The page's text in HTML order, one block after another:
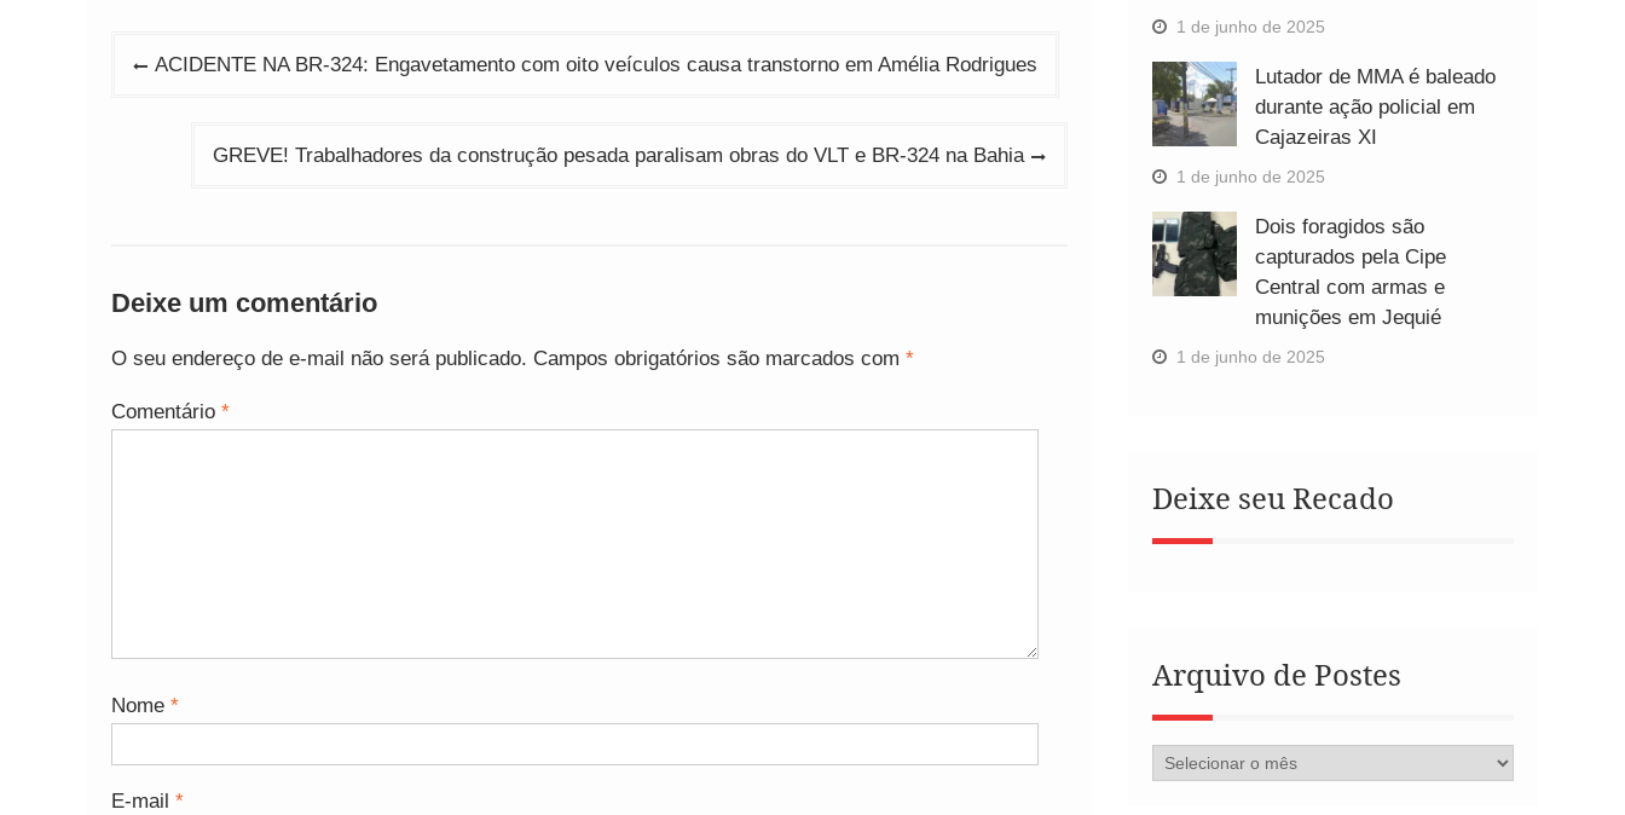
Navegação
ACIDENTE NA BR-324: Engavetamento com oito veículos causa transtorno em Amélia Rodrigues
GREVE! Trabalhadores da construção pesada paralisam obras do VLT e BR-324 na Bahia
Deixe um comentário
O seu endereço de e-mail não será publicado. Campos obrigatórios são marcados com *
Comentário *
Nome *
E-mail *
1 de junho de 2025
Lutador de MMA é baleado
durante ação policial em
Cajazeiras XI
1 de junho de 2025
Dois foragidos são
capturados pela Cipe
Central com armas e
munições em Jequié
1 de junho de 2025
Deixe seu Recado
Arquivo de Postes
Arquivo